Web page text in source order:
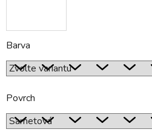
Barva
Povrch